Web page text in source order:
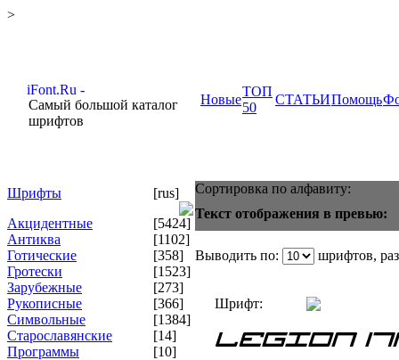
>
Самый большой каталог
шрифтов
Новые
ТОП
50
СТАТЬИПомощь
Шрифты
[rus]
Акцидентные
[5424]
Антиква
[1102]
Готические
[358]
Гротески
[1523]
Зарубежные
[273]
Рукописные
[366]
Символьные
[1384]
Старославянские
[14]
Программы
[10]
Сортировка по алфавиту:
Текст отображения в превью:
Выводить по: шрифтов,
Шрифт: